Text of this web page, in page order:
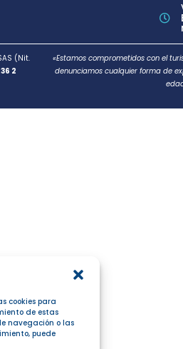
cookies para
de estas
navegación o las
puede
(Nit.
2
«Estamos comprometidos con el
denunciamos cualquier forma de